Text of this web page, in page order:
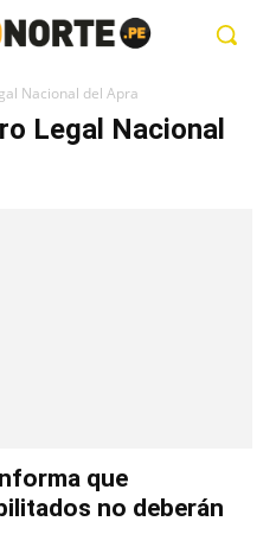
Nacional del Apra
Legal Nacional
que
no deberán